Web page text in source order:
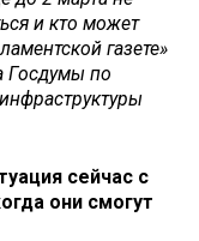
и кто может
газете»
Госдумы по
сейчас с
они смогут